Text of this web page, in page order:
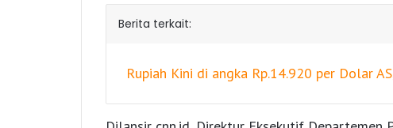
Berita terkait:
Rupiah Kini di angka Rp.14.920 per Dolar